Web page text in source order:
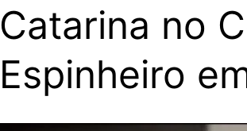
Catarina no
Espinheiro